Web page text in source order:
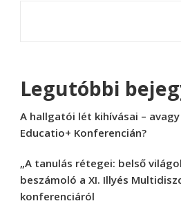
Legutóbbi
A hallgatói lét kihívásai –
Educatio+ Konferencián?
„A tanulás rétegei: belső
beszámoló a XI. Illyés
konferenciáról